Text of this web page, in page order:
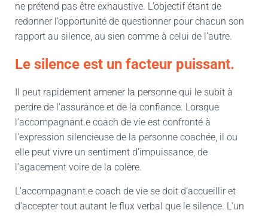
ne prétend pas être exhaustive. L’objectif étant de
redonner l’opportunité de questionner pour chacun son
rapport au silence, au sien comme à celui de l’autre.
Le silence est un facteur puissant.
Il peut rapidement amener la personne qui le subit à
perdre de l’assurance et de la confiance. Lorsque
l’accompagnant.e coach de vie est confronté à
l’expression silencieuse de la personne coachée, il ou
elle peut vivre un sentiment d’impuissance, de
l’agacement voire de la colère.
L’accompagnant.e coach de vie se doit d’accueillir et
d’accepter tout autant le flux verbal que le silence. L’un